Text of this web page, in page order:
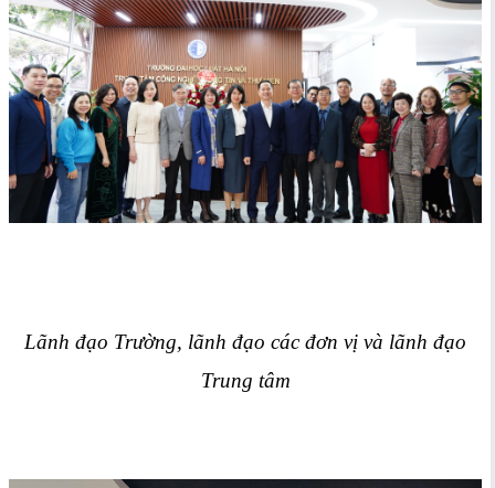
Lãnh đạo Trường, lãnh đạo các đơn vị và lãnh đạo
Trung tâm